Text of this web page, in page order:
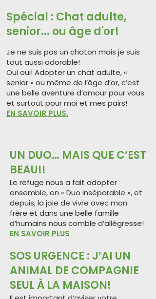
Spécial : Chat adulte,
senior... ou âge d'or!
Je ne suis pas un chaton mais je suis
tout aussi adorable!
Oui oui! Adopter un chat adulte, «
senior » ou même de l’âge d’or, c’est
une belle aventure d’amour pour vous
et surtout pour moi et mes pairs!
EN SAVOIR PLUS.
UN DUO… MAIS QUE C’EST
BEAU!!
Le refuge nous a fait adopter
ensemble, en « Duo inséparable », et
depuis, la joie de vivre avec mon
frère et dans une belle famille
d’humains nous comble d’allégresse!
EN SAVOIR PLUS
SOS URGENCE : J’AI UN
ANIMAL DE COMPAGNIE
SEUL À LA MAISON!